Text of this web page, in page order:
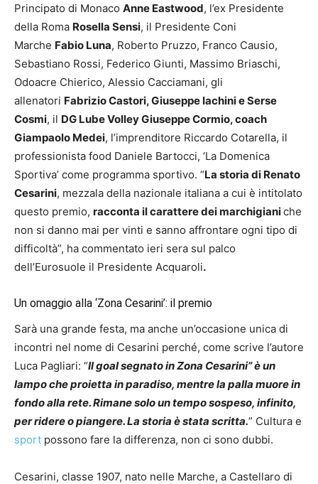
Principato di Monaco Anne Eastwood, l’ex Presidente
della Roma Rosella Sensi, il Presidente Coni
Marche Fabio Luna, Roberto Pruzzo, Franco Causio,
Sebastiano Rossi, Federico Giunti, Massimo Briaschi,
Odoacre Chierico, Alessio Cacciamani, gli
allenatori Fabrizio Castori, Giuseppe Iachini e Serse
Cosmi, il DG Lube Volley Giuseppe Cormio, coach
Giampaolo Medei, l’imprenditore Riccardo Cotarella, il
professionista food Daniele Bartocci, ‘La Domenica
Sportiva’ come programma sportivo. “La storia di Renato
Cesarini, mezzala della nazionale italiana a cui è intitolato
questo premio, racconta il carattere dei marchigianiche
non si danno mai per vinti e sanno affrontare ogni tipo di
difficoltà”, ha commentato ieri sera sul palco
dell’Eurosuole il Presidente Acquaroli.
Un omaggio alla ‘Zona Cesarini’: il premio
Sarà una grande festa, ma anche un’occasione unica di
incontri nel nome di Cesarini perché, come scrive l’autore
Luca Pagliari: “Il goal segnato in Zona Cesarini” è un
lampo che proietta in paradiso, mentre la palla muore in
fondo alla rete. Rimane solo un tempo sospeso, infinito,
per ridere o piangere. La storia è stata scritta.” Cultura e
sport possono fare la differenza, non ci sono dubbi.
Cesarini, classe 1907, nato nelle Marche, a Castellaro di